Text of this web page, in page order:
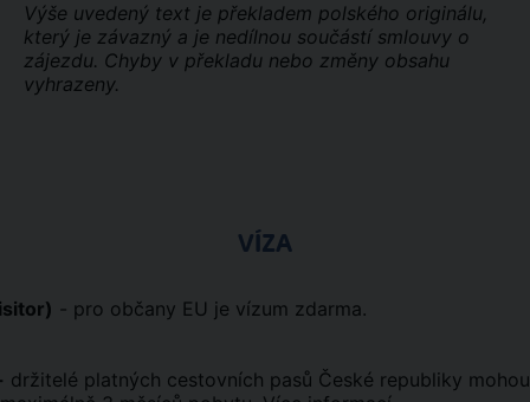
Výše uvedený text je překladem polského originálu,
který je závazný a je nedílnou součástí smlouvy o
zájezdu. Chyby v překladu nebo změny obsahu
vyhrazeny.
VÍZA
- pro občany EU je vízum zdarma.
držitelé platných cestovních pasů České republiky